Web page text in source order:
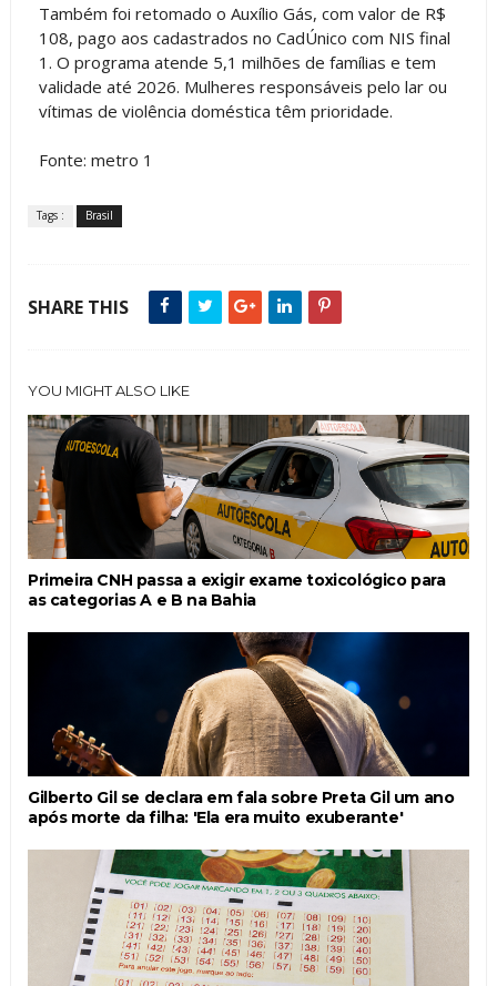
Também foi retomado o Auxílio Gás, com valor de R$
108, pago aos cadastrados no CadÚnico com NIS final
1. O programa atende 5,1 milhões de famílias e tem
validade até 2026. Mulheres responsáveis pelo lar ou
vítimas de violência doméstica têm prioridade.
Fonte: metro 1
Tags : Brasil
SHARE THIS
YOU MIGHT ALSO LIKE
Primeira CNH passa a exigir exame toxicológico para
as categorias A e B na Bahia
Gilberto Gil se declara em fala sobre Preta Gil um ano
após morte da filha: 'Ela era muito exuberante'